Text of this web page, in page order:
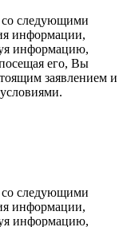
со следующими
информации,
информацию,
его, Вы
заявлением и
со следующими
информации,
информацию,